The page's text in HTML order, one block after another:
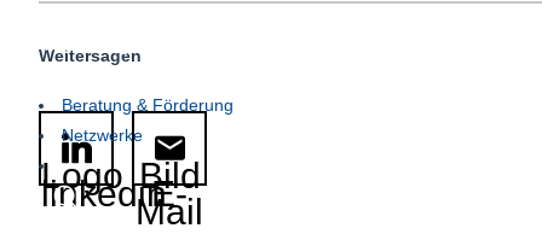
Beratung & Förderung
Netzwerke
Weitersagen
Logo
linkedinBild
E-
Mail